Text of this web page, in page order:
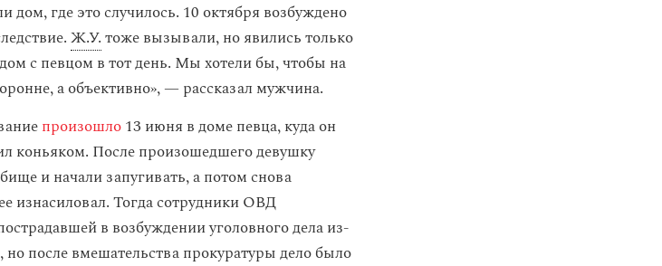
дом, где это случилось. 10 октября возбуждено
Ж.У.тоже вызывали, но явились только
с певцом в тот день. Мы хотели бы, чтобы на
а объективно», — рассказал мужчина.
произошло13 июня в доме певца, куда он
коньяком. После произошедшего девушку
и начали запугивать, а потом снова
изнасиловал. Тогда сотрудники ОВД
в возбуждении уголовного дела из-
но после вмешательства прокуратуры дело было